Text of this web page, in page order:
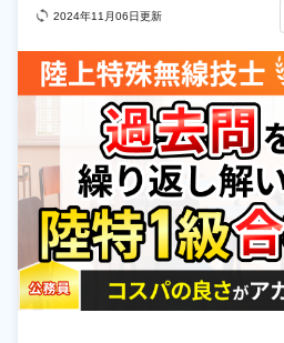
2024年11月06日更新